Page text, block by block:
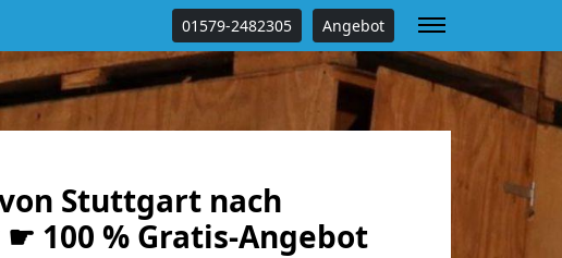
01579-2482305 Angebot
Stuttgart nach
100 % Gratis-Angebot